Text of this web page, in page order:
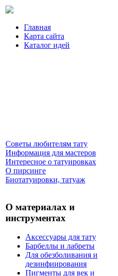
Главная
Карта сайта
Каталог идей
Советы любителям тату
Информация для мастеров
Интересное о татуировках
О пирсинге
Биотатуировки, татуаж
О материалах и
инструментах
Аксессуары для тату
Барбеллы и лабреты
Для обезболивания и
дезинфиирования
Пигменты для век и